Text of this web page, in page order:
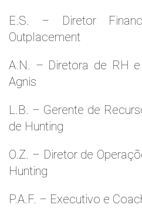
E.S. – Diretor
Outplacement
A.N. – Diretora de RH
Agnis
L.B. – Gerente de
de Hunting
O.Z. – Diretor de
Hunting
P.A.F. – Executivo e